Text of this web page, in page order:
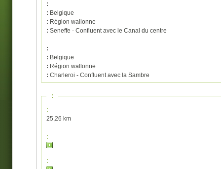
:
: Belgique
: Région wallonne
: Seneffe - Confluent avec le Canal du centre
:
: Belgique
: Région wallonne
: Charleroi - Confluent avec la Sambre
:
:
25,26 km
:
: